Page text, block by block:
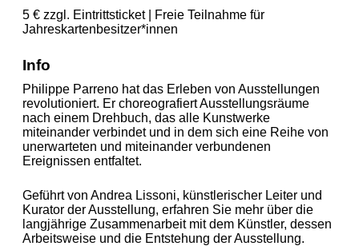
5 € zzgl. Eintrittsticket | Freie Teilnahme für
Jahreskartenbesitzer*innen
Info
Philippe Parreno hat das Erleben von Ausstellungen
revolutioniert. Er choreografiert Ausstellungsräume
nach einem Drehbuch, das alle Kunstwerke
miteinander verbindet und in dem sich eine Reihe von
unerwarteten und miteinander verbundenen
Ereignissen entfaltet.
Geführt von Andrea Lissoni, künstlerischer Leiter und
Kurator der Ausstellung, erfahren Sie mehr über die
langjährige Zusammenarbeit mit dem Künstler, dessen
Arbeitsweise und die Entstehung der Ausstellung.